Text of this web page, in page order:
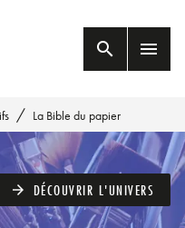
search menu
/ La Bible du papier
arrow_forward DÉCOUVRIR L'UNIVERS